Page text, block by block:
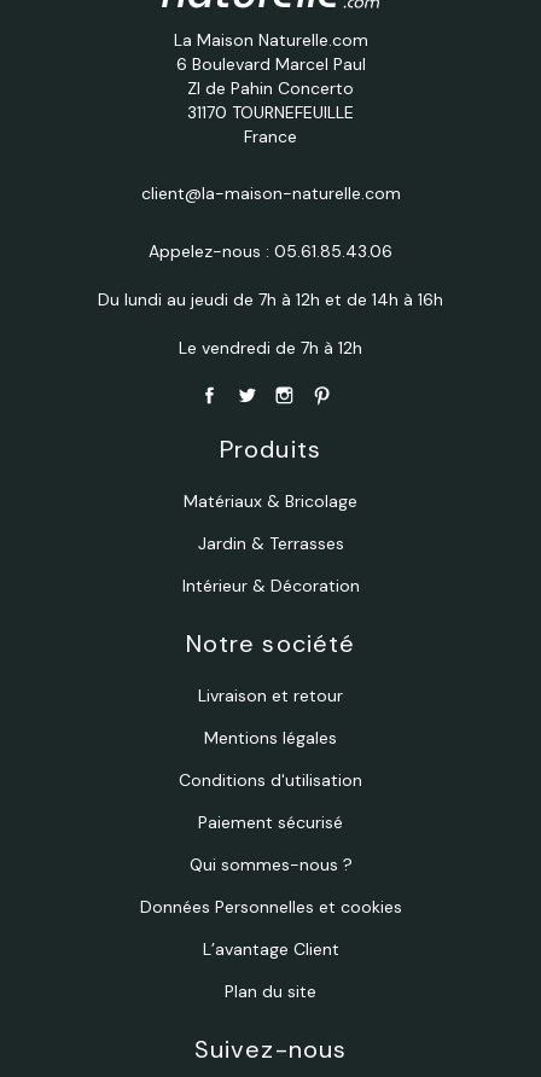
La Maison Naturelle.com
6 Boulevard Marcel Paul
ZI de Pahin Concerto
31170 TOURNEFEUILLE
France
client@la-maison-naturelle.com
Appelez-nous : 05.61.85.43.06
Du lundi au jeudi de 7h à 12h et de 14h à 16h
Le vendredi de 7h à 12h
Produits
Matériaux & Bricolage
Jardin & Terrasses
Intérieur & Décoration
Notre société
Livraison et retour
Mentions légales
Conditions d'utilisation
Paiement sécurisé
Qui sommes-nous ?
Données Personnelles et cookies
L’avantage Client
Plan du site
Suivez-nous